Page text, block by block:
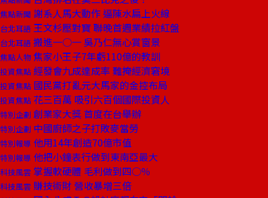
焦點新聞 謝系人馬大動作 逼陳水扁上火線
台北耳語 王文杉壓對寶 聯晚首週業績拉紅盤
台北耳語 搬進一○一 吳乃仁無心賞窗景
焦點人物 焦家小王子7年虧110億的教訓
投資焦點 經發會九成達成率 難掩經濟窘境
投資焦點 國民黨打亂元大馬家的金控布局
投資焦點 花三百萬 吸引六百個國際投資人
特別企劃 創業家大獎 首度在台舉辦
特別企劃 中國廚師之子打敗麥當勞
特別報導 他用14年創造70億市值
特別報導 他把小鐘表行做到東南亞最大
科技風雲 掌握軟硬體 毛利做到四○％
科技風雲 賺技術財 營收暴增三倍